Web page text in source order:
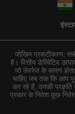
जोखिम प्रकटीकरण:
है। वित्तीय डेरिवेटिव
जो लेवरेज के कारण
चाहिए जब तक कि आप
कर रहे हैं, उनकी प्रकृति
प्रकार के निवेश कुछ